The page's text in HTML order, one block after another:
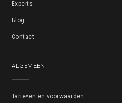
Experts
Blog
Contact
ALGEMEEN
Tarieven en voorwaarden